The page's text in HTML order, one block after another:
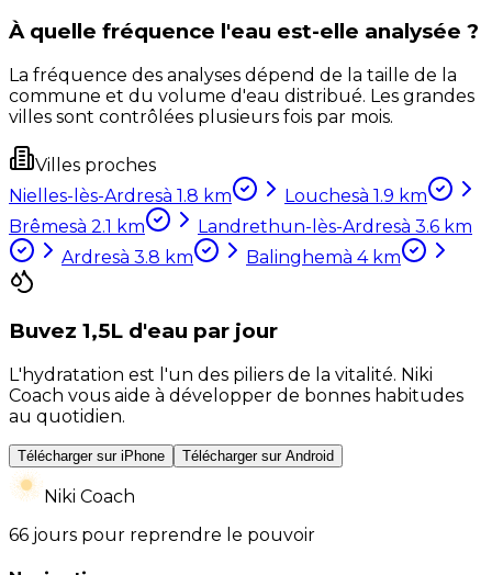
À quelle fréquence l'eau est-elle analysée ?
La fréquence des analyses dépend de la taille de la
commune et du volume d'eau distribué. Les grandes
villes sont contrôlées plusieurs fois par mois.
Villes proches
Nielles-lès-Ardresà 1.8 km Louchesà 1.9 km
Brêmesà 2.1 km Landrethun-lès-Ardresà 3.6 km
Ardresà 3.8 km Balinghemà 4km
Buvez 1,5L d'eau par jour
L'hydratation est l'un des piliers de la vitalité. Niki
Coach vous aide à développer de bonnes habitudes
au quotidien.
Télécharger sur iPhone Télécharger sur Android
Niki Coach
66 jours pour reprendre le pouvoir